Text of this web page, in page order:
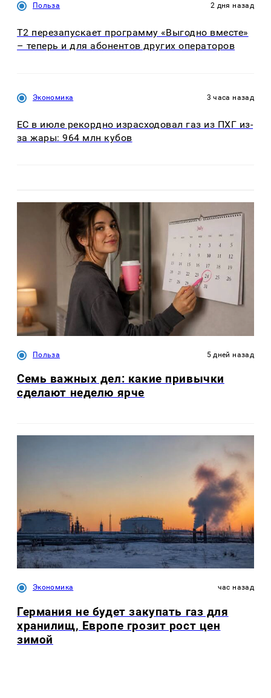
Польза 2 дня назад
Т2 перезапускает программу «Выгодно вместе»
– теперь и для абонентов других операторов
Экономика 3 часа назад
ЕС в июле рекордно израсходовал газ из ПХГ из-
за жары: 964 млн кубов
Польза 5 дней назад
Семь важных дел: какие привычки
сделают неделю ярче
Экономика час назад
Германия не будет закупать газ для
хранилищ, Европе грозит рост цен
зимой